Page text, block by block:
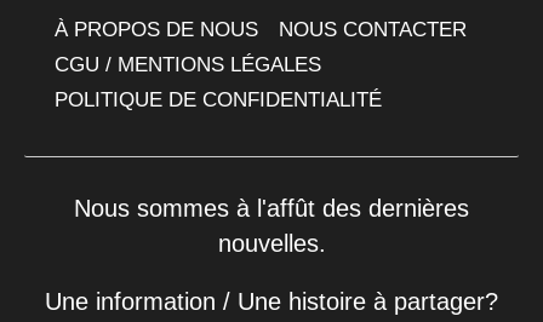
À PROPOS DE NOUS
NOUS CONTACTER
CGU / MENTIONS LÉGALES
POLITIQUE DE CONFIDENTIALITÉ
Nous sommes à l'affût des dernières
nouvelles.
Une information / Une histoire à partager?